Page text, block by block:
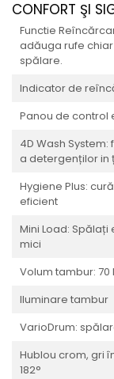
CONFORT ŞI
Functie
adăuga rufe
spălare.
Indicator de
Panou de control
4D Wash
a detergenților in
Hygiene Plus:
eficient
Mini Load:
mici
Volum tambur: 70 l
Iluminare tambur
VarioDrum:
Hublou crom, gri
182°